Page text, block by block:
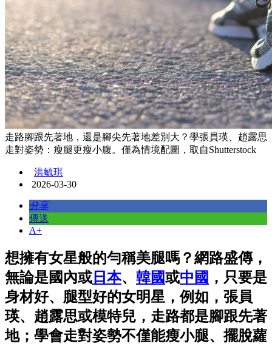
走路腳跟先著地，還是腳尖先著地差別大？學張員瑛、趙露思
走對姿勢：瘦腿更瘦小腹。僅為情境配圖，取自Shutterstock
洪毓琪
2026-03-30
分享
傳送
A+
想擁有女星般的勻稱美腿嗎？網路盛傳，
無論是國內或 日本、 韓國或中國 ，只要是
身材好、腿型好的女明星，例如，張員
瑛、趙露思或模特兒，走路都是腳跟先著
地；學會走對姿勢不僅能瘦小腿、擺脫蘿